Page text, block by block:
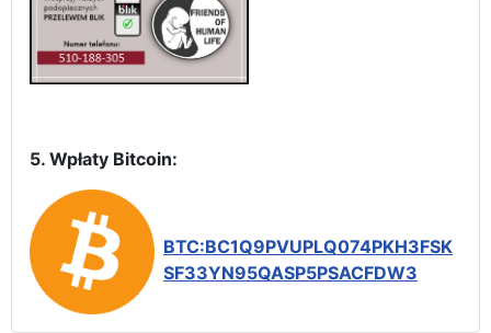
5. Wpłaty Bitcoin:
BTC:BC1Q9PVUPLQ074PKH3FSK
SF33YN95QASP5PSACFDW3